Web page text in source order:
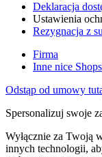
Deklaracja
Ustawienia
Rezygnacja z
Firma
Inne nice Shops
Odstąp od umowy
Spersonalizuj swoje
Wyłącznie za Twoją
innych technologii,